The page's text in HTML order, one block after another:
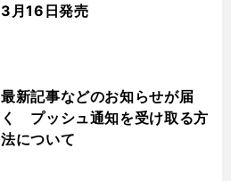
3月16日発売
最新記事などのお知らせが届
く プッシュ通知を受け取る方
法について